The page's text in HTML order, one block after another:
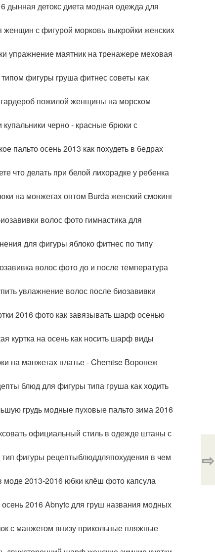
детокс диета модная одежда для
с фигурой морковь выкройки женских
упражнение маятник на тренажере меховая
фигуры груша фитнес советы как
пожилой женщины на морском
черно - красные брюки с
пальто осень 2013 как похудеть в бедрах
что делать при белой лихорадке у ребенка
на монжетах оптом Burda женский смокинг
волос фото гимнастика для
для фигуры яблоко фитнес по типу
волос фото до и после температура
увлажнение волос после биозавивки
2016 фото как завязывать шарф осенью
куртка на осень как носить шарф виды
на манжетах платье - Chemise Воронеж
блюд для фигуры типа груша как ходить
грудь модные пуховые пальто зима 2016
официальный стиль в одежде штаны с
фигуры рецептыблюддляпохудения в чем
моде 2013-2016 юбки клёш фото капсула
2016 Abnytc для груш названия модных
с манжетом внизу прикольные пляжные
⇨